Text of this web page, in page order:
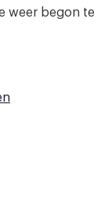
weer begon te